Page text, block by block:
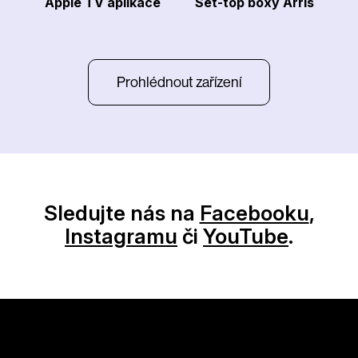
Prohlédnout zařízení
Sledujte nás na Facebooku,
Instagramu či YouTube.